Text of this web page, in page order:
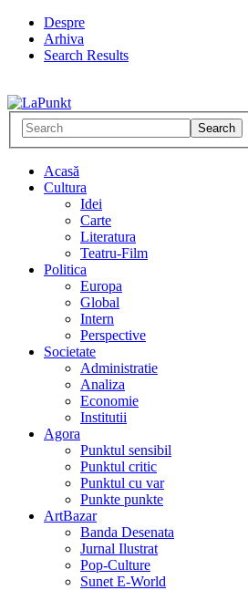
Despre
Arhiva
Search Results
Acasă
Cultura
Idei
Carte
Literatura
Teatru-Film
Politica
Europa
Global
Intern
Perspective
Societate
Administratie
Analiza
Economie
Institutii
Agora
Punktul sensibil
Punktul critic
Punktul cu var
Punkte punkte
ArtBazar
Banda Desenata
Jurnal Ilustrat
Pop-Culture
Sunet E-World